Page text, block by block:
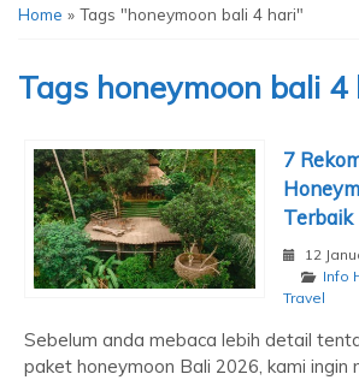
Home » Tags "honeymoon bali 4 hari"
Tags honeymoon bali 4
7
Terbaik
12
Info
Travel
Sebelum anda mebaca lebih detail
paket honeymoon Bali 2026, kami ingin